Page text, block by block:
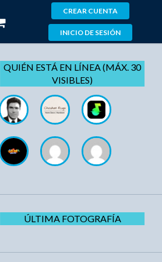
CREAR CUENTA
INICIO DE SESIÓN
QUIÉN ESTÁ EN LÍNEA (MÁX. 30
VISIBLES)
ÚLTIMA FOTOGRAFÍA